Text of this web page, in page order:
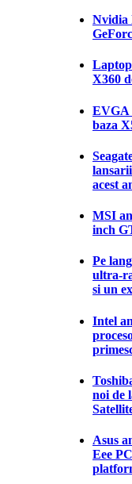
Nvidia
X360
EVGA
baza
acest
MSI
inch
Pe
ultra-
si un
Intel
noi de
Asus
Eee